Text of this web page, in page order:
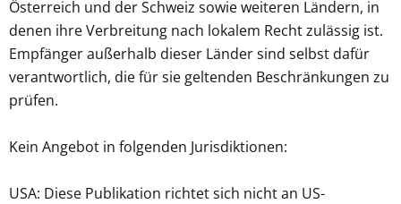
Österreich und der Schweiz sowie weiteren Ländern, in
denen ihre Verbreitung nach lokalem Recht zulässig ist.
Empfänger außerhalb dieser Länder sind selbst dafür
verantwortlich, die für sie geltenden Beschränkungen zu
prüfen.
Kein Angebot in folgenden Jurisdiktionen:
USA: Diese Publikation richtet sich nicht an US-